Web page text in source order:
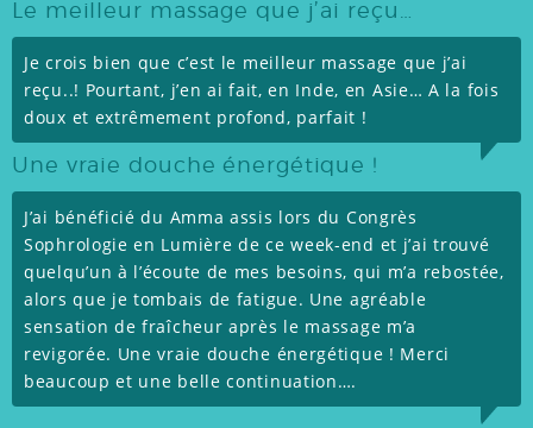
Le meilleur massage que j’ai reçu…
Je crois bien que c’est le meilleur massage que j’ai
reçu..! Pourtant, j’en ai fait, en Inde, en Asie… A la fois
doux et extrêmement profond, parfait !
Une vraie douche énergétique !
J’ai bénéficié du Amma assis lors du Congrès
Sophrologie en Lumière de ce week-end et j’ai trouvé
quelqu’un à l’écoute de mes besoins, qui m’a rebostée,
alors que je tombais de fatigue. Une agréable
sensation de fraîcheur après le massage m’a
revigorée. Une vraie douche énergétique ! Merci
beaucoup et une belle continuation….